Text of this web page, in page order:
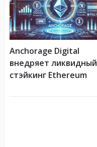
Anchorage Digital
внедряет ликвидный
стэйкинг Ethereum